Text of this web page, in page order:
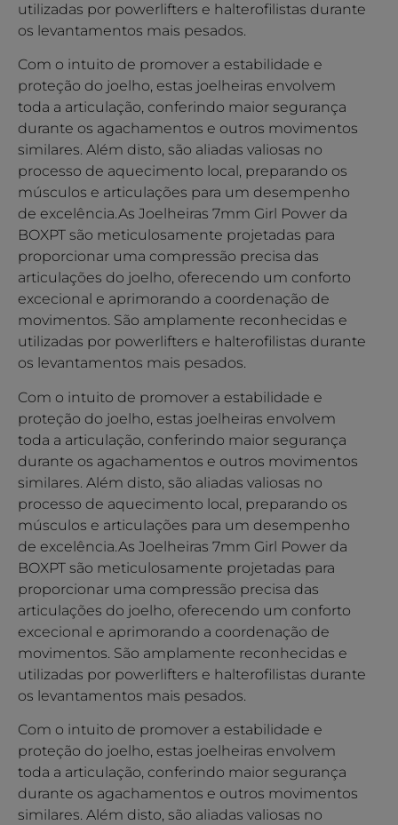
utilizadas por powerlifters e halterofilistas durante
os levantamentos mais pesados.
Com o intuito de promover a estabilidade e
proteção do joelho, estas joelheiras envolvem
toda a articulação, conferindo maior segurança
durante os agachamentos e outros movimentos
similares. Além disto, são aliadas valiosas no
processo de aquecimento local, preparando os
músculos e articulações para um desempenho
de excelência.As Joelheiras 7mm Girl Power da
BOXPT são meticulosamente projetadas para
proporcionar uma compressão precisa das
articulações do joelho, oferecendo um conforto
excecional e aprimorando a coordenação de
movimentos. São amplamente reconhecidas e
utilizadas por powerlifters e halterofilistas durante
os levantamentos mais pesados.
Com o intuito de promover a estabilidade e
proteção do joelho, estas joelheiras envolvem
toda a articulação, conferindo maior segurança
durante os agachamentos e outros movimentos
similares. Além disto, são aliadas valiosas no
processo de aquecimento local, preparando os
músculos e articulações para um desempenho
de excelência.As Joelheiras 7mm Girl Power da
BOXPT são meticulosamente projetadas para
proporcionar uma compressão precisa das
articulações do joelho, oferecendo um conforto
excecional e aprimorando a coordenação de
movimentos. São amplamente reconhecidas e
utilizadas por powerlifters e halterofilistas durante
os levantamentos mais pesados.
Com o intuito de promover a estabilidade e
proteção do joelho, estas joelheiras envolvem
toda a articulação, conferindo maior segurança
durante os agachamentos e outros movimentos
similares. Além disto, são aliadas valiosas no